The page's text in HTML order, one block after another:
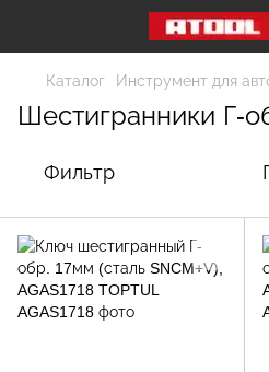
Каталог Инструмент для
Шестигранники Г-
Фильтр